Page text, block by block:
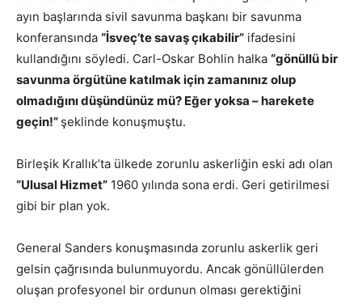
ayın başlarında sivil savunma başkanı bir savunma
konferansında “İsveç’te savaş çıkabilir” ifadesini
kullandığını söyledi. Carl-Oskar Bohlin halka “gönüllü bir
savunma örgütüne katılmak için zamanınız olup
olmadığını düşündünüz mü? Eğer yoksa – harekete
geçin!” şeklinde konuşmuştu.
Birleşik Krallık’ta ülkede zorunlu askerliğin eski adı olan
“Ulusal Hizmet” 1960 yılında sona erdi. Geri getirilmesi
gibi bir plan yok.
General Sanders konuşmasında zorunlu askerlik geri
gelsin çağrısında bulunmuyordu. Ancak gönüllülerden
oluşan profesyonel bir ordunun olması gerektiğini